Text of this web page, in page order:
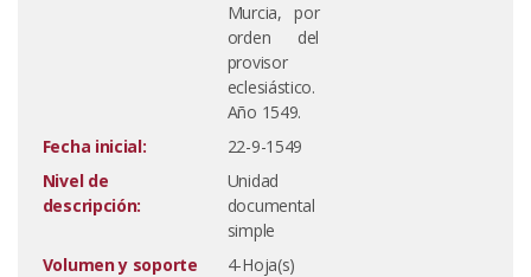
Murcia, por
orden del
provisor
eclesiástico.
Año 1549.
Fecha inicial:
22-9-1549
Nivel de
descripción:
Unidad
documental
simple
Volumen y soporte
4-Hoja(s)